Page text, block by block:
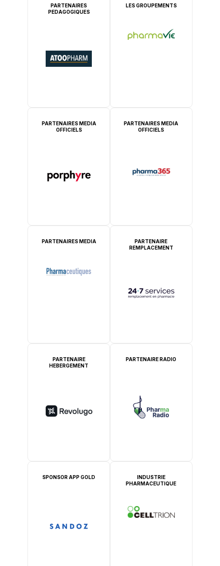
PARTENAIRES
PEDAGOGIQUES
LES GROUPEMENTS
PARTENAIRES MEDIA
OFFICIELS
PARTENAIRES MEDIA
OFFICIELS
PARTENAIRES MEDIA
PARTENAIRE
REMPLACEMENT
PARTENAIRE
HEBERGEMENT
PARTENAIRE RADIO
SPONSOR APP GOLD
INDUSTRIE
PHARMACEUTIQUE